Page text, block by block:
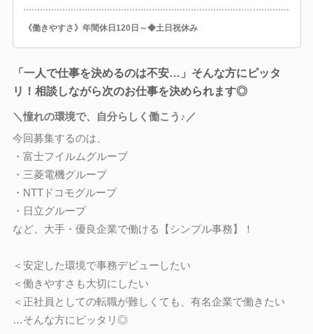
《働きやすさ》年間休日120日～◆土日祝休み
「一人で仕事を決めるのは不安…」そんな方にピッタ
リ！相談しながら次のお仕事を決められます◎
＼憧れの環境で、自分らしく働こう♪／
今回募集するのは、
・富士フイルムグループ
・三菱電機グループ
・NTTドコモグループ
・日立グループ
など、大手・優良企業で働ける【シンプル事務】！
＜安定した環境で事務デビューしたい
＜働きやすさも大切にしたい
＜正社員としての転職が難しくても、有名企業で働きたい
…そんな方にピッタリ◎